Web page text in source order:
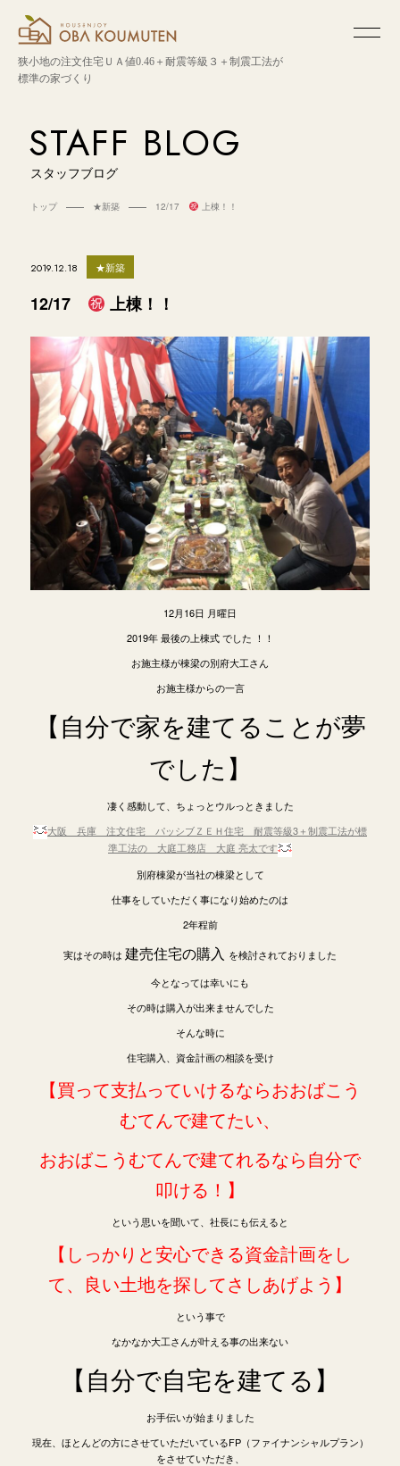
狭小地の注文住宅ＵＡ値0.46＋耐震等級３＋制震工法が
標準の家づくり
STAFF BLOG
スタッフブログ
トップ ★新築 12/17 上棟！！
2019.12.18 ★新築
12/17 上棟！！
12月16日 月曜日
2019年 最後の上棟式 でした ！！
お施主様が棟梁の別府大工さん
お施主様からの一言
【自分で家を建てることが夢
でした】
凄く感動して、ちょっとウルっときました
大阪 兵庫 注文住宅 パッシブＺＥＨ住宅 耐震等級3＋制震工法が標
準工法の 大庭工務店 大庭 亮太です
別府棟梁が当社の棟梁として
仕事をしていただく事になり始めたのは
2年程前
実はその時は 建売住宅の購入 を検討されておりました
今となっては幸いにも
その時は購入が出来ませんでした
そんな時に
住宅購入、資金計画の相談を受け
【買って支払っていけるならおおばこう
むてんで建てたい、
おおばこうむてんで建てれるなら自分で
叩ける！】
という思いを聞いて、社長にも伝えると
【しっかりと安心できる資金計画をし
て、良い土地を探してさしあげよう】
という事で
なかなか大工さんが叶える事の出来ない
【自分で自宅を建てる】
お手伝いが始まりました
現在、ほとんどの方にさせていただいているFP（ファイナンシャルプラン）
をさせていただき、